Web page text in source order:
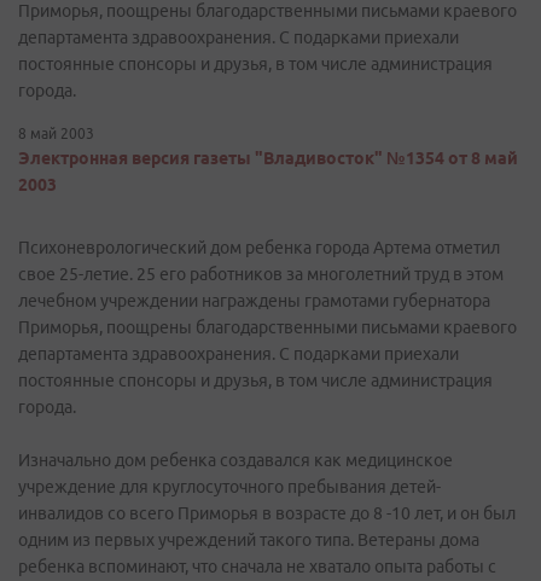
Приморья, поощрены благодарственными письмами краевого
департамента здравоохранения. С подарками приехали
постоянные спонсоры и друзья, в том числе администрация
города.
8 май 2003
Электронная версия газеты "Владивосток" №1354 от 8 май
2003
Психоневрологический дом ребенка города Артема отметил
свое 25-летие. 25 его работников за многолетний труд в этом
лечебном учреждении награждены грамотами губернатора
Приморья, поощрены благодарственными письмами краевого
департамента здравоохранения. С подарками приехали
постоянные спонсоры и друзья, в том числе администрация
города.
Изначально дом ребенка создавался как медицинское
учреждение для круглосуточного пребывания детей-
инвалидов со всего Приморья в возрасте до 8 -10 лет, и он был
одним из первых учреждений такого типа. Ветераны дома
ребенка вспоминают, что сначала не хватало опыта работы с